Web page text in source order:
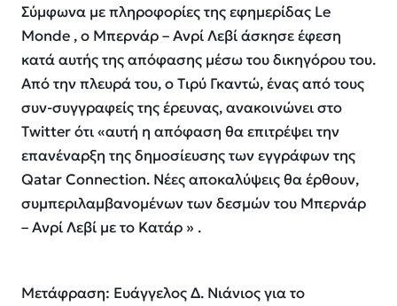
Σύμφωνα με πληροφορίες της εφημερίδας Le
Monde , ο Μπερνάρ – Ανρί Λεβί άσκησε έφεση
κατά αυτής της απόφασης μέσω του δικηγόρου του.
Από την πλευρά του, ο Tιρύ Γκαντώ, ένας από τους
συν-συγγραφείς της έρευνας, ανακοινώνει στο
Twitter ότι «αυτή η απόφαση θα επιτρέψει την
επανέναρξη της δημοσίευσης των εγγράφων της
Qatar Connection. Νέες αποκαλύψεις θα έρθουν,
συμπεριλαμβανομένων των δεσμών του Μπερνάρ
– Ανρί Λεβί με το Κατάρ » .
Μετάφραση: Ευάγγελος Δ. Νιάνιος για το